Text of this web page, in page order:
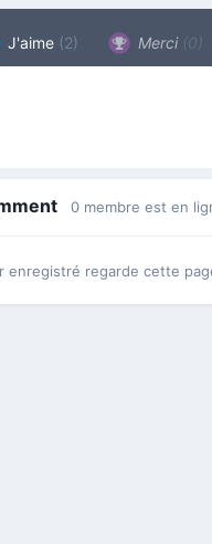
J'aime (2) Merci (0)
0 membre est en
enregistré regarde cette